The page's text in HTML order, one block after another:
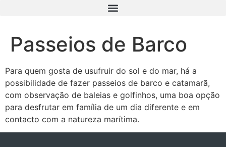
Passeios de Barco
Para quem gosta de usufruir do sol e do mar, há a
possibilidade de fazer passeios de barco e catamarã,
com observação de baleias e golfinhos, uma boa opção
para desfrutar em família de um dia diferente e em
contacto com a natureza marítima.